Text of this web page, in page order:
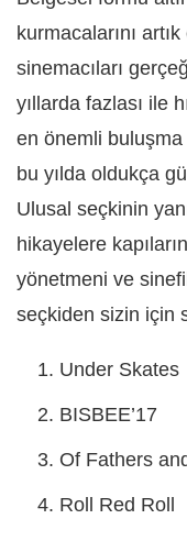
kurmacalarını
sinemacıları
yıllarda fazlası ile
en önemli
bu yılda oldukça
Ulusal seçkinin
hikayelere
yönetmeni ve
seçkiden sizin için
Under Skates
BISBEE’17
Of Fathers
Roll Red Roll